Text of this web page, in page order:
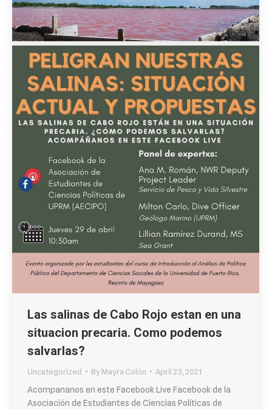
Las salinas de Cabo Rojo estan en una
situacion precaria. Como podemos
salvarlas?
Uncategorized ByMayra Colón
April 23, 2021
Acompananos en este Facebook Live Facebook de la
Asociación de Estudiantes de Ciencias Políticas de